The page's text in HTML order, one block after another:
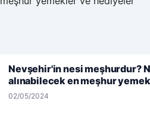
Web sitemizi nasıl kullandığınızı
kullanıyoruz.Çerez Politikamız
Kabul Et
Nevşehir'in nesi meşhurdur?
alınabilecek en meşhur
02/05/2024